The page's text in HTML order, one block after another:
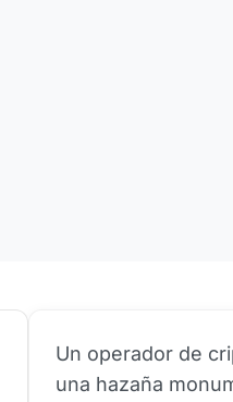
Un operador de
una hazaña